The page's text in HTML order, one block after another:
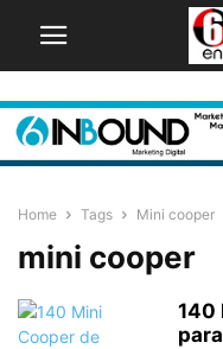
Home Tags Mini cooper
mini cooper
140